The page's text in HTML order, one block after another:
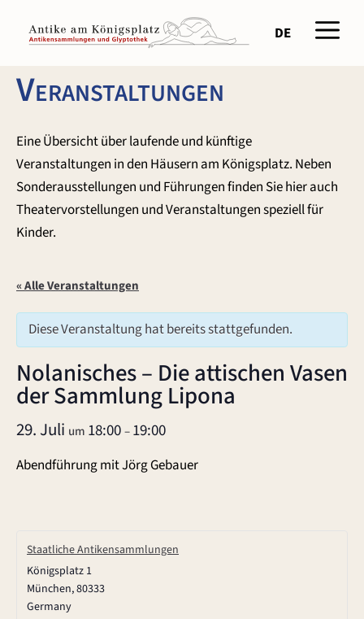
Inhalt
springen
DE
Veranstaltungen
Eine Übersicht über laufende und künftige
Veranstaltungen in den Häusern am Königsplatz. Neben
Sonderausstellungen und Führungen finden Sie hier auch
Theatervorstellungen und Veranstaltungen speziell für
Kinder.
« Alle Veranstaltungen
Diese Veranstaltung hat bereits stattgefunden.
Nolanisches – Die attischen Vasen
der Sammlung Lipona
29. Juli um 18:00–19:00
Abendführung mit Jörg Gebauer
Staatliche Antikensammlungen
Königsplatz 1
München,80333
Germany